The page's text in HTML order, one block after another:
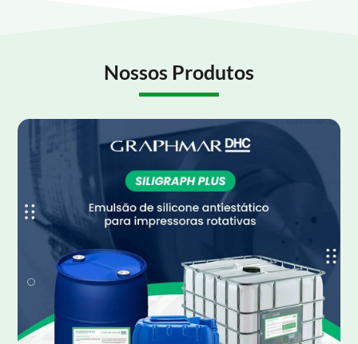
Nossos Produtos